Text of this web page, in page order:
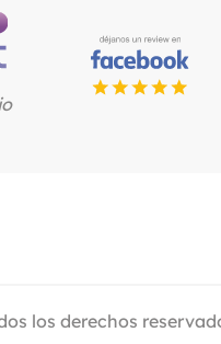
los derechos